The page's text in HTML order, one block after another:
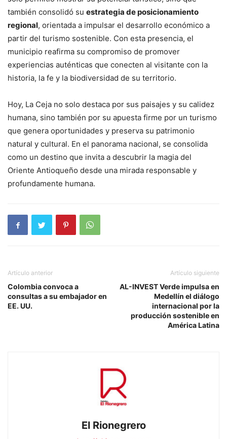
también consolidó su estrategia de posicionamiento
regional, orientada a impulsar el desarrollo económico a
partir del turismo sostenible. Con esta presencia, el
municipio reafirma su compromiso de promover
experiencias auténticas que conecten al visitante con la
historia, la fe y la biodiversidad de su territorio.
Hoy, La Ceja no solo destaca por sus paisajes y su calidez
humana, sino también por su apuesta firme por un turismo
que genera oportunidades y preserva su patrimonio
natural y cultural. En el panorama nacional, se consolida
como un destino que invita a descubrir la magia del
Oriente Antioqueño desde una mirada responsable y
profundamente humana.
Artículo anterior
Colombia convoca a
consultas a su embajador en
EE. UU.
Artículo siguiente
AL-INVEST Verde impulsa en
Medellín el diálogo
internacional por la
producción sostenible en
América Latina
El Rionegrero